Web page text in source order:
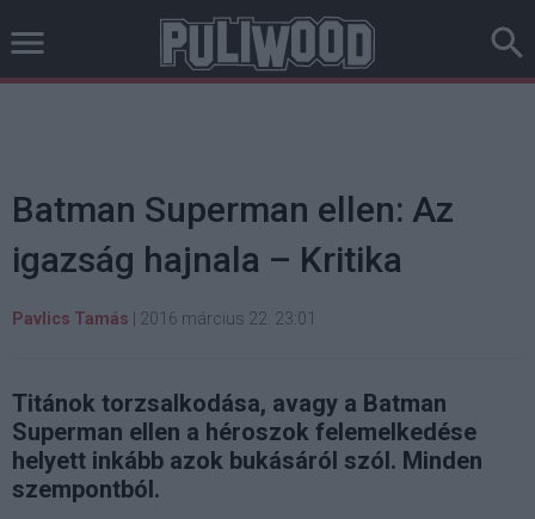
Batman Superman ellen: Az
igazság hajnala – Kritika
Pavlics Tamás 2016 március 22. 23:01
Titánok torzsalkodása, avagy a Batman
Superman ellen a héroszok felemelkedése
helyett inkább azok bukásáról szól. Minden
szempontból.